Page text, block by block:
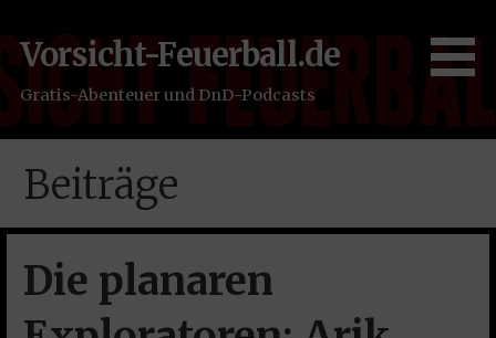
Inhalt
springen
Vorsicht-Feuerball.de
Gratis-Abenteuer und DnD-Podcasts
Beiträge
Die planaren